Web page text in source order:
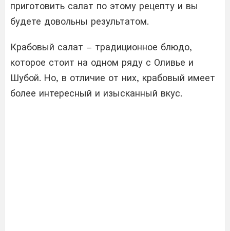
приготовить салат по этому рецепту и вы
будете довольны результатом.
Крабовый салат – традиционное блюдо,
которое стоит на одном ряду с Оливье и
Шубой. Но, в отличие от них, крабовый имеет
более интересный и изысканный вкус.